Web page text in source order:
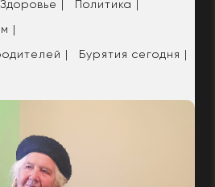
Здоровье |
Политика |
|
|
Бурятия сегодня |